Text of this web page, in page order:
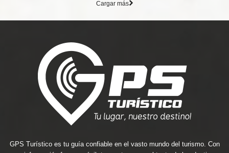
Cargar más
GPS Turístico es tu guía confiable en el vasto mundo del turismo. Con